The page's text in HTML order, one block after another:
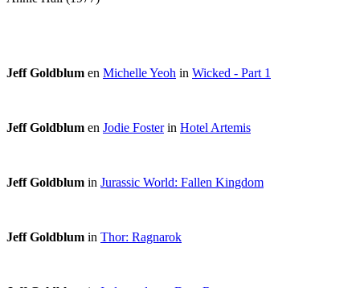
Jeff Goldblum en Michelle Yeoh in Wicked - Part 1
Jeff Goldblum en Jodie Fosterin Hotel Artemis
Jeff Goldblum in Jurassic World: Fallen Kingdom
Jeff Goldblum in Thor: Ragnarok